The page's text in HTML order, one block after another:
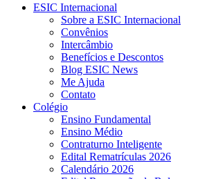
ESIC Internacional
Sobre a ESIC Internacional
Convênios
Intercâmbio
Benefícios e Descontos
Blog ESIC News
Me Ajuda
Contato
Colégio
Ensino Fundamental
Ensino Médio
Contraturno Inteligente
Edital Rematrículas 2026
Calendário 2026